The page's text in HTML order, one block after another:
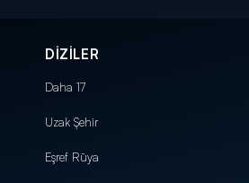
DİZİLER
Daha 17
Uzak Şehir
Eşref Rüya